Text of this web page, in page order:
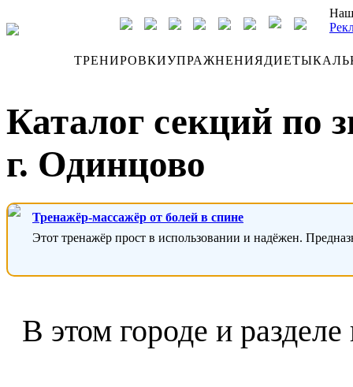
ТРЕНИРОВКИУПРАЖНЕНИЯДИЕТЫ
Каталог секций по
г. Одинцово
Тренажёр-массажёр от болей в спине
Этот тренажёр прост в использовании и надёжен.
В этом городе и